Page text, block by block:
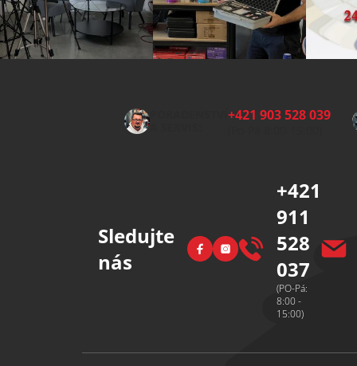
Z
PORADENSTVÍ+421 903 528 039
Sledujte
nás
FacebookInstagram
+421
911
528
037
(PO-Pá:
8:00 -
15:00)